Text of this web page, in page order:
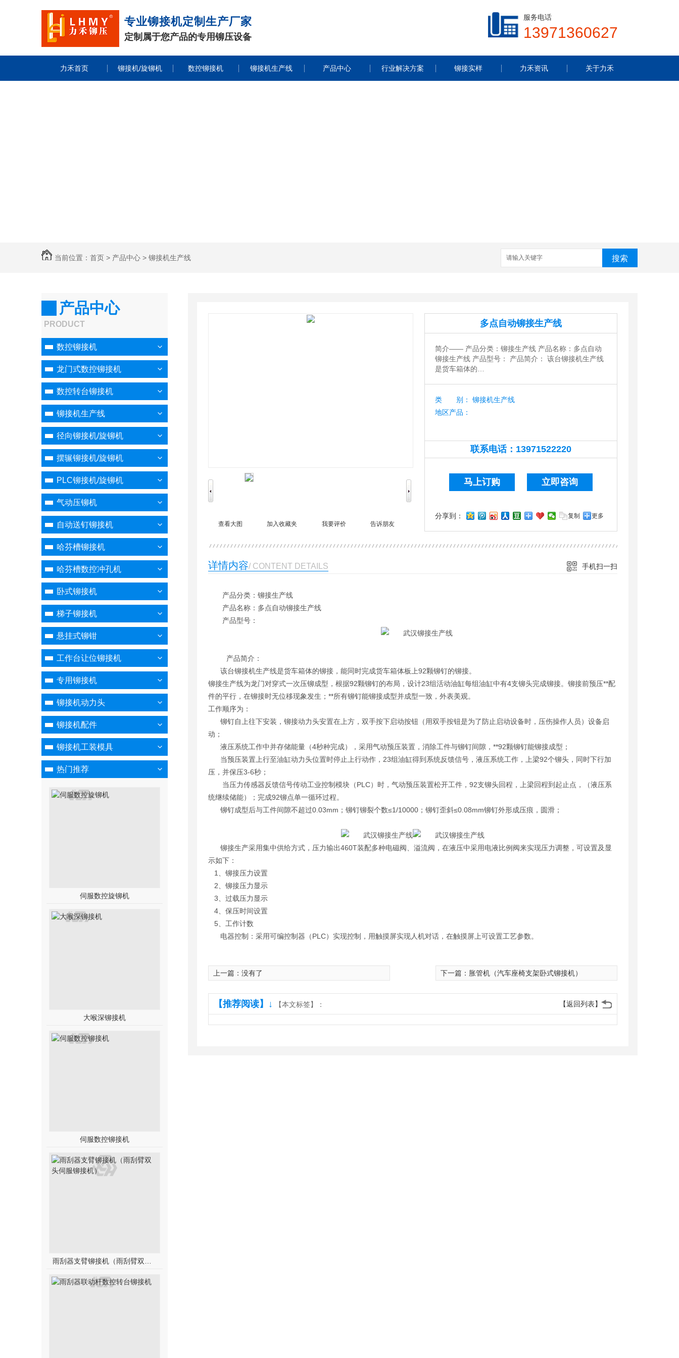
专业铆接机定制生产厂家
定制属于您产品的专用铆压设备
服务电话
13971360627
力禾首页 铆接机/旋铆机 数控铆接机 铆接机生产线 产品中心 行业解决方案 铆接实样 力禾资讯 关于力禾
当前位置： 首页 > 产品中心 > 铆接机生产线 搜索
产品中心
PRODUCT
数控铆接机
龙门式数控铆接机
数控转台铆接机
铆接机生产线
径向铆接机/旋铆机
摆辗铆接机/旋铆机
PLC铆接机/旋铆机
气动压铆机
自动送钉铆接机
哈芬槽铆接机
哈芬槽数控冲孔机
卧式铆接机
梯子铆接机
悬挂式铆钳
工作台让位铆接机
专用铆接机
铆接机动力头
铆接机配件
铆接机工装模具
热门推荐
伺服数控旋铆机
大喉深铆接机
伺服数控铆接机
查看大图 加入收藏夹 我要评价 告诉朋友
多点自动铆接生产线
简介—— 产品分类：铆接生产线 产品名称：多点自动
铆接生产线 产品型号： 产品简介： 该台铆接机生产线
是货车箱体的…
类 别：
铆接机生产线
地区产品：
联系电话： 13971522220
13971522220
马上订购 立即咨询
分享到： 复制 更多
详情内容/ CONTENT DETAILS 手机扫一扫
产品分类：铆接生产线
产品名称：多点自动铆接生产线
产品型号：
产品简介：
该台铆接机生产线是货车箱体的铆接，能同时完成货车箱体板上92颗铆钉的铆接。
铆接生产线为龙门对穿式一次压铆成型，根据92颗铆钉的布局，设计23组活动油缸每组油缸中有4支铆头完成铆接。铆接前预压**配
件的平行，在铆接时无位移现象发生；**所有铆钉能铆接成型并成型一致，外表美观。
工作顺序为：
铆钉自上往下安装，铆接动力头安置在上方，双手按下启动按钮（用双手按钮是为了防止启动设备时，压伤操作人员）设备启
动；
液压系统工作中并存储能量（4秒种完成），采用气动预压装置，消除工件与铆钉间隙，**92颗铆钉能铆接成型；
当预压装置上行至油缸动力头位置时停止上行动作，23组油缸得到系统反馈信号，液压系统工作，上梁92个铆头，同时下行加
压，并保压3-6秒；
当压力传感器反馈信号传动工业控制模块（PLC）时，气动预压装置松开工件，92支铆头回程，上梁回程到起止点，（液压系
统继续储能）；完成92铆点单一循环过程。
铆钉成型后与工件间隙不超过0.03mm；铆钉铆裂个数≤1/10000；铆钉歪斜≤0.08mm铆钉外形成压痕，圆滑；
铆接生产采用集中供给方式，压力输出460T装配多种电磁阀、溢流阀，在液压中采用电液比例阀来实现压力调整，可设置及显
示如下：
1、铆接压力设置
2、铆接压力显示
3、过载压力显示
4、保压时间设置
5、工作计数
电器控制：采用可编控制器（PLC）实现控制，用触摸屏实现人机对话，在触摸屏上可设置工艺参数。
上一篇：没有了 下一篇： 胀管机（汽车座椅支架卧式铆接机）
【返回列表】
【推荐阅读】↓ 【本文标签】：